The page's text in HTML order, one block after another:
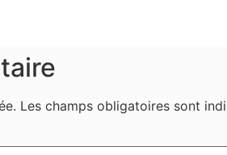
Les champs obligatoires sont